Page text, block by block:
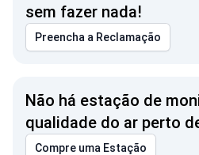
sem fazer nada!
Preencha a Reclamação
Não há estação de
qualidade do ar perto
Compre uma Estação